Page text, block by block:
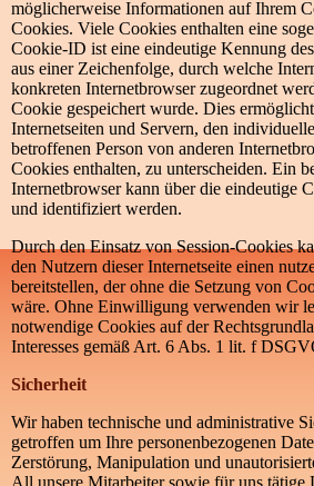
möglicherweise Informationen auf Ihrem
Cookies. Viele Cookies enthalten eine
Cookie-ID ist eine eindeutige Kennung
aus einer Zeichenfolge, durch welche
konkreten Internetbrowser zugeordnet
Cookie gespeichert wurde. Dies
Internetseiten und Servern, den
betroffenen Person von anderen
Cookies enthalten, zu unterscheiden. Ein
Internetbrowser kann über die eindeutige
und identifiziert werden.
Durch den Einsatz von Session-Cookies
den Nutzern dieser Internetseite einen
bereitstellen, der ohne die Setzung von
wäre. Ohne Einwilligung verwenden wir
notwendige Cookies auf der
Interesses gemäß Art. 6 Abs. 1 lit. f
Sicherheit
Wir haben technische und administrative
getroffen um Ihre personenbezogenen
Zerstörung, Manipulation und